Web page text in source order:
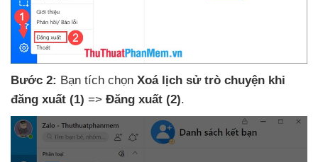
Bước 2: Bạn tích chọn Xoá lịch sử trò chuyện khi
đăng xuất (1) => Đăng xuất (2).